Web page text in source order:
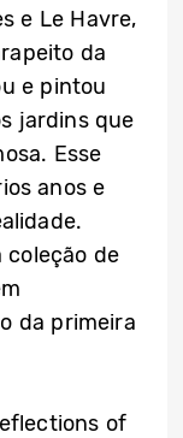
e Le Havre,
da
e pintou
jardins que
Esse
anos e
coleção de
da primeira
of